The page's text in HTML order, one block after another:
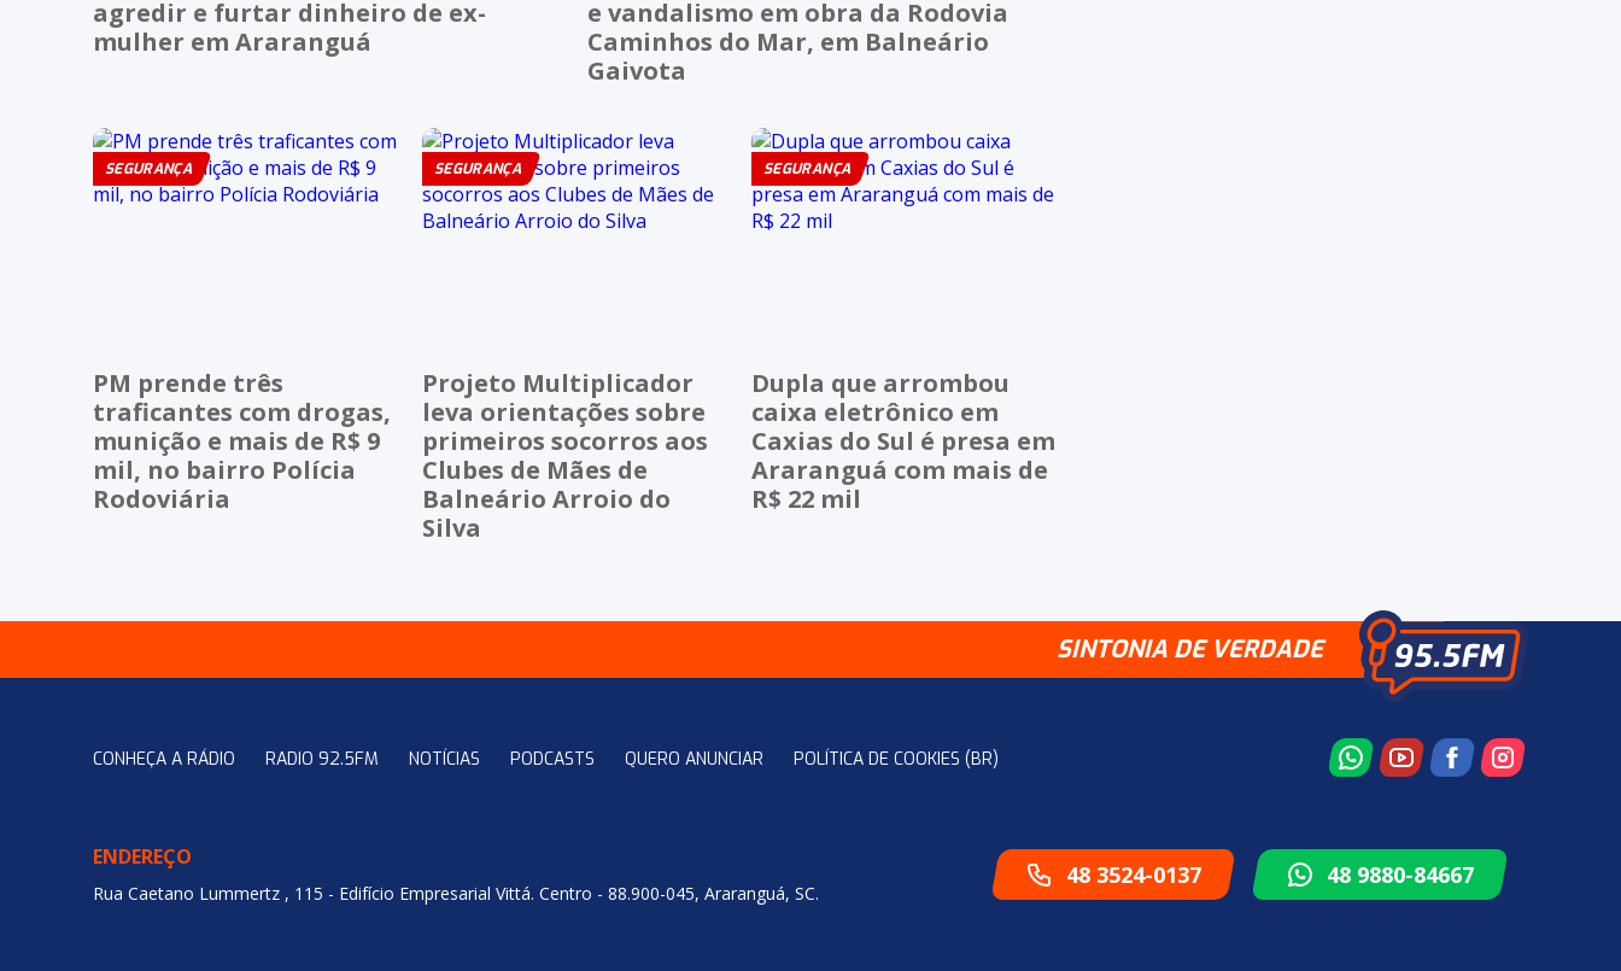
agredir e furtar dinheiro de ex-
mulher em Araranguá
e vandalismo em obra da Rodovia
Caminhos do Mar, em Balneário
Gaivota
SEGURANÇA
PM prende três
traficantes com drogas,
munição e mais de R$ 9
mil, no bairro Polícia
Rodoviária
SEGURANÇA
Projeto Multiplicador
leva orientações sobre
primeiros socorros aos
Clubes de Mães de
Balneário Arroio do
Silva
SEGURANÇA
Dupla que arrombou
caixa eletrônico em
Caxias do Sul é presa em
Araranguá com mais de
R$ 22 mil
SINTONIA DE VERDADE
CONHEÇA A RÁDIO RADIO 92.5FM NOTÍCIAS PODCASTS QUERO ANUNCIAR POLÍTICA DE COOKIES (BR)
ENDEREÇO
Rua Caetano Lummertz , 115 - Edifício Empresarial Vittá. Centro - 88.900-045, Araranguá, SC.
48 3524-0137 48 9880-84667